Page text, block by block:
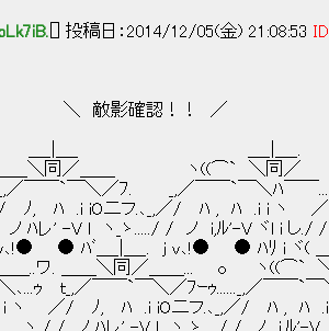
[] 投稿日：2014/12/05(金) 21:08:53
認！！ ／ ＼ 砲雷
／＿＿ ヽ((⌒` ＼同／
／ﾌ. _,／￣￣`￣＼ﾊ￣￣..._,／
二フ.､_,／/ ﾊ , ﾊ .i i ヽ ／/ ﾊ ヽ i
l ヽ_ゝ...../ / ノ i,ﾙ'-V ヾl i し./ / /ハ
● ﾊﾞ＿_|＿_. j v､!● ● ﾊﾘ i ヾ(
..ワ. ＿＿＼同／＿＿... o ヽ((⌒`
ｩ ｔ_,／￣￣`￣＼／ﾌｰｩ......_,／￣￣`￣
/ ﾉ, ﾊ .i iO二フ.､_,／/ ﾊ , ﾊ .i i ヽ ／